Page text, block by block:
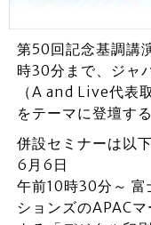
第50回記念基調講
時30分まで、ジャ
（A and Live代表
をテーマに登壇する
併設セミナーは以
6月6日
午前10時30分～ 富
ションズのAPAC